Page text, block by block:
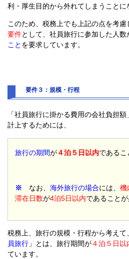
利・厚生目的から外れてしまうことに
このため、税務上でも上記の点を考
要件として、社員旅行に参加した人数
こと を要求しています。
要件３：規模・行程
「社員旅行に掛かる費用の会社負担
計上するためには、
旅行の期間が４泊５日以内であるこ
※ なお、海外旅行の場合には、機
滞在日数が4泊5日以内であることが
税務上、旅行の規模・行程から考えて
員旅行 」とは、旅行期間が４泊５日以
ています。